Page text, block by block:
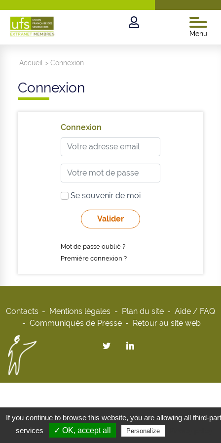
Menu
Accueil >Connexion
Connexion
Connexion
Se souvenir de moi
Mot de passe oublié ?
Première connexion ?
Contacts Mentions légales Plan du site
Aide / FAQ
Communiqués de Presse
Retour au site web
If you continue to browse this website, you are allowing all third-
services
✓ OK, accept all Personalize